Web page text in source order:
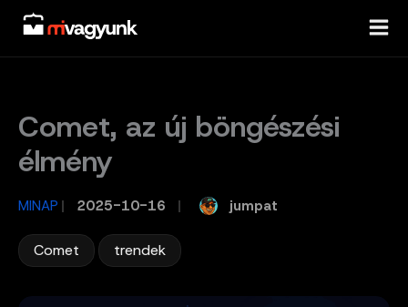
Skip
content
Comet, az új böngészési
élmény
MINAP / 2025-10-16 jumpat
Comet trendek